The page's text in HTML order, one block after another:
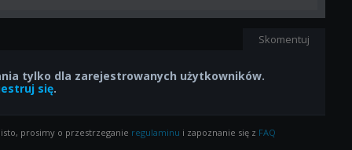
Skomentuj
tylko dla zarejestrowanych użytkowników.
się.
prosimy o przestrzeganie regulaminu i zapoznanie się z FAQ